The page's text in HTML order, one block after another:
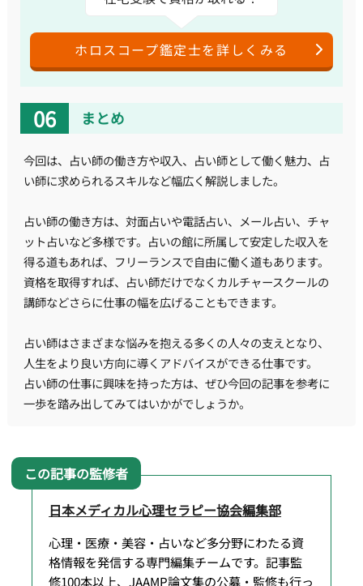
ホロスコープ鑑定士を詳しくみる
まとめ
今回は、占い師の働き方や収入、占い師として働く魅力、占
い師に求められるスキルなど幅広く解説しました。
占い師の働き方は、対面占いや電話占い、メール占い、チャ
ット占いなど多様です。占いの館に所属して安定した収入を
得る道もあれば、フリーランスで自由に働く道もあります。
資格を取得すれば、占い師だけでなくカルチャースクールの
講師などさらに仕事の幅を広げることもできます。
占い師はさまざまな悩みを抱える多くの人々の支えとなり、
人生をより良い方向に導くアドバイスができる仕事です。
占い師の仕事に興味を持った方は、ぜひ今回の記事を参考に
一歩を踏み出してみてはいかがでしょうか。
日本メディカル心理セラピー協会編集部
心理・医療・美容・占いなど多分野にわたる資
格情報を発信する専門編集チームです。記事監
修100本以上、JAAMP論文集の公募・監修も行っ